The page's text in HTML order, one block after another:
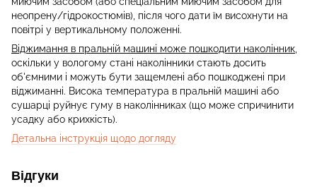
неопрену/гідрокостюмів), після чого дати їм висохнути на
повітрі у вертикальному положенні.
Віджимання в пральній машині може пошкодити наколінник
оскільки у вологому стані наколінники стають досить
об'ємними і можуть бути защемлені або пошкоджені при
віджиманні. Висока температура в пральній машині або
сушарці руйнує гуму в наколінниках (що може спричинити
усадку або крихкість).
Детальна інструкція щодо догляду
Відгуки